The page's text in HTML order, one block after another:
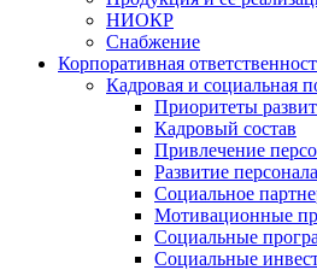
НИОКР
Снабжение
Корпоративная
Кадровая и социальная
Приоритеты
Кадровый состав
Привлечение
Развитие персонала
Социальное
Мотивационные
Социальные
Социальные